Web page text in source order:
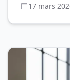
17 mars